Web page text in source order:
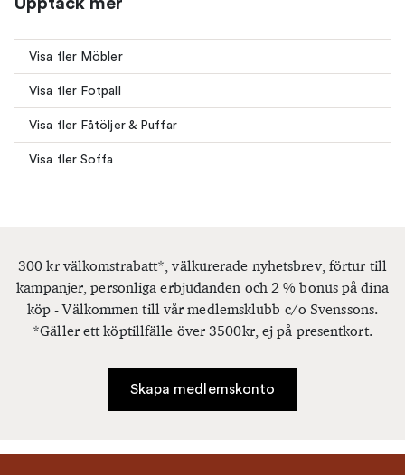
Visa fler Möbler
Visa fler Fotpall
Visa fler Fåtöljer & Puffar
Visa fler Soffa
300 kr välkomstrabatt*, välkurerade nyhetsbrev, förtur till
kampanjer, personliga erbjudanden och 2 % bonus på dina
köp - Välkommen till vår medlemsklubb c/o Svenssons.
*Gäller ett köptillfälle över 3500kr, ej på presentkort.
Skapa medlemskonto